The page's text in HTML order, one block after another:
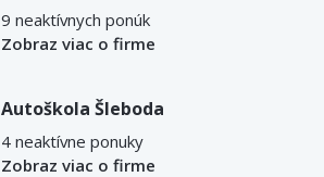
9 neaktívnych ponúk
Zobraz viac o firme
Autoškola Šleboda
4 neaktívne ponuky
Zobraz viac o firme